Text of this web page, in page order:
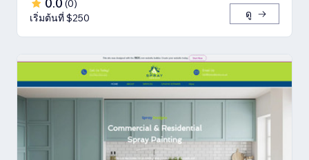
(0)
เริ่มต้นที่ $250
ดู